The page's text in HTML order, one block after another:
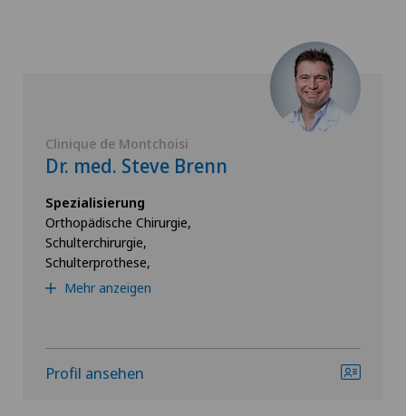
Clinique de Montchoisi
Dr. med. Steve Brenn
Spezialisierung
Orthopädische Chirurgie,
Schulterchirurgie,
Schulterprothese,
Mehr anzeigen
Profil ansehen